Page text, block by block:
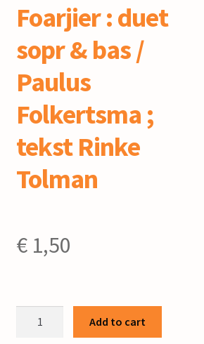
Foarjier : duet
sopr & bas /
Paulus
Folkertsma ;
tekst Rinke
Tolman
€1,50
Add to cart